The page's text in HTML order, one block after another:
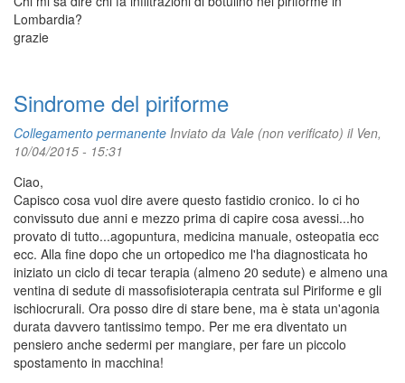
Lombardia?
grazie
Sindrome del piriforme
Collegamento permanente Inviato da Vale (non verificato) il Ven,
10/04/2015 - 15:31
Ciao,
Capisco cosa vuol dire avere questo fastidio cronico. Io ci ho
convissuto due anni e mezzo prima di capire cosa avessi...ho
provato di tutto...agopuntura, medicina manuale, osteopatia ecc
ecc. Alla fine dopo che un ortopedico me l'ha diagnosticata ho
iniziato un ciclo di tecar terapia (almeno 20 sedute) e almeno una
ventina di sedute di massofisioterapia centrata sul Piriforme e gli
ischiocrurali. Ora posso dire di stare bene, ma è stata un'agonia
durata davvero tantissimo tempo. Per me era diventato un
pensiero anche sedermi per mangiare, per fare un piccolo
spostamento in macchina!